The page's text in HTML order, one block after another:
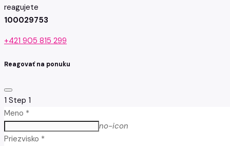
reagujete
100029753
+421 905 815 299
Reagovať na ponuku
1 Step 1
Meno *
no-icon
Priezvisko *